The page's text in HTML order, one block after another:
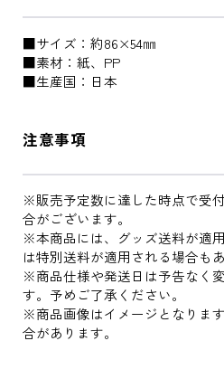
■サイズ：約86×54㎜
■素材：紙、PP
■生産国：日本
注意事項
※販売予定数に達した時点で受
合がございます。
※本商品には、グッズ送料が適
は特別送料が適用される場合もあ
※商品仕様や発送日は予告なく
す。予めご了承ください。
※商品画像はイメージとなりま
合があります。